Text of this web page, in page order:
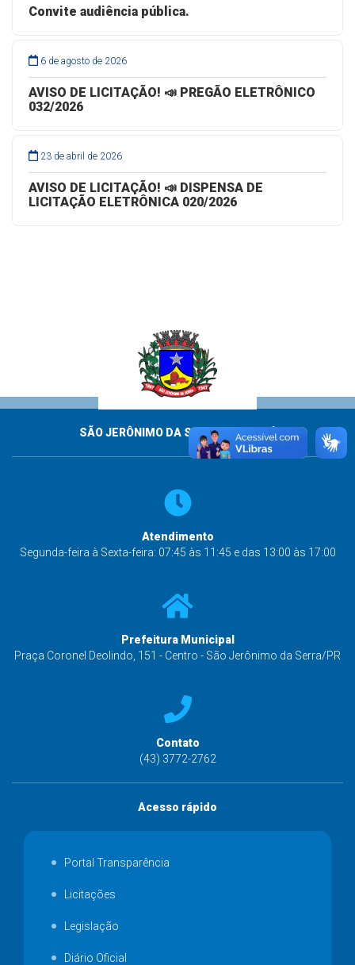
Convite audiência pública.
6 de agosto de 2026
AVISO DE LICITAÇÃO! 📣 PREGÃO ELETRÔNICO
032/2026
23 de abril de 2026
AVISO DE LICITAÇÃO! 📣 DISPENSA DE
LICITAÇÃO ELETRÔNICA 020/2026
SÃO JERÔNIMO DA SERRA - PARANÁ
Atendimento
Segunda-feira à Sexta-feira: 07:45 às 11:45 e das 13:00 às 17:00
Prefeitura Municipal
Praça Coronel Deolindo, 151 - Centro - São Jerônimo da Serra/PR
Contato
(43) 3772-2762
Acesso rápido
Portal Transparência
Licitações
Legislação
Diário Oficial